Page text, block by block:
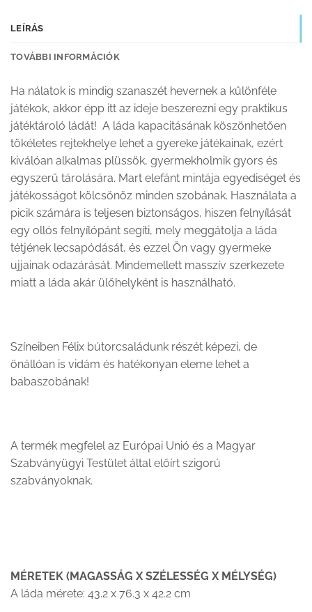
LEÍRÁS
TOVÁBBI INFORMÁCIÓK
Ha nálatok is mindig szanaszét hevernek a különféle
játékok, akkor épp itt az ideje beszerezni egy praktikus
játéktároló ládát! A láda kapacitásának köszönhetően
tökéletes rejtekhelye lehet a gyereke játékainak, ezért
kiválóan alkalmas plüssök, gyermekholmik gyors és
egyszerű tárolására. Mart elefánt mintája egyediséget és
játékosságot kölcsönöz minden szobának. Használata a
picik számára is teljesen biztonságos, hiszen felnyílását
egy ollós felnyílópánt segíti, mely meggátolja a láda
tétjének lecsapódását, és ezzel Ön vagy gyermeke
ujjainak odazárását. Mindemellett masszív szerkezete
miatt a láda akár ülőhelyként is használható.
Színeiben Félix bútorcsaládunk részét képezi, de
önállóan is vidám és hatékonyan eleme lehet a
babaszobának!
A termék megfelel az Európai Unió és a Magyar
Szabványügyi Testület által előírt szigorú
szabványoknak.
MÉRETEK (MAGASSÁG X SZÉLESSÉG X MÉLYSÉG)
A láda mérete: 43.2 x 76.3 x 42.2 cm